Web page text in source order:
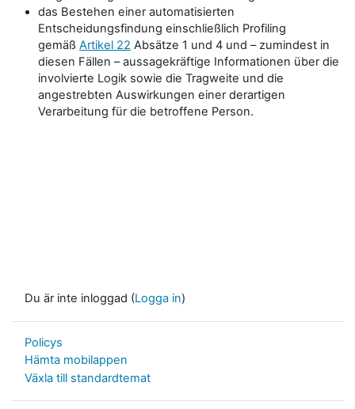
das Bestehen einer automatisierten
Entscheidungsfindung einschließlich Profiling
gemäß Artikel 22 Absätze 1 und 4 und – zumindest in
diesen Fällen – aussagekräftige Informationen über die
involvierte Logik sowie die Tragweite und die
angestrebten Auswirkungen einer derartigen
Verarbeitung für die betroffene Person.
Du är inte inloggad (Logga in)
Policys
Hämta mobilappen
Växla till standardtemat